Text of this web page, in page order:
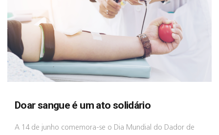
Doar sangue é um ato solidário
A 14 de junho comemora-se o Dia Mundial do Dador de